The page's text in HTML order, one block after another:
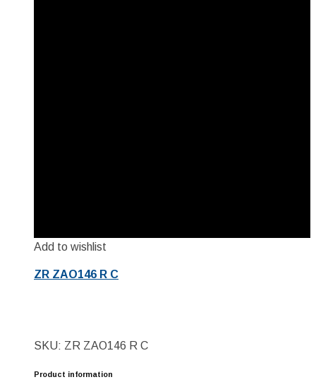
Add to wishlist
ZR ZAO146 R C
SKU: ZR ZAO146 R C
Product information